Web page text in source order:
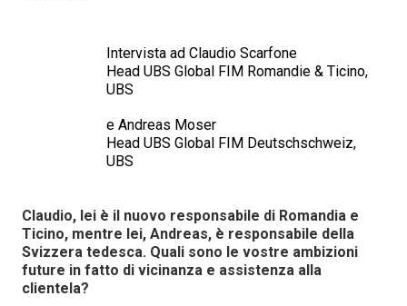
Intervista ad Claudio Scarfone
Head UBS Global FIM Romandie & Ticino,
UBS
e Andreas Moser
Head UBS Global FIM Deutschschweiz,
UBS
Claudio, lei è il nuovo responsabile di Romandia e
Ticino, mentre lei, Andreas, è responsabile della
Svizzera tedesca. Quali sono le vostre ambizioni
future in fatto di vicinanza e assistenza alla
clientela?